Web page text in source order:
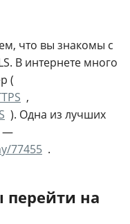
что вы знакомы с
В интернете много
(
,
). Одна из лучших
—
77455 .
на